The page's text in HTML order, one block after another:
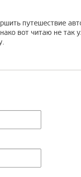
путешествие
вот читаю не так